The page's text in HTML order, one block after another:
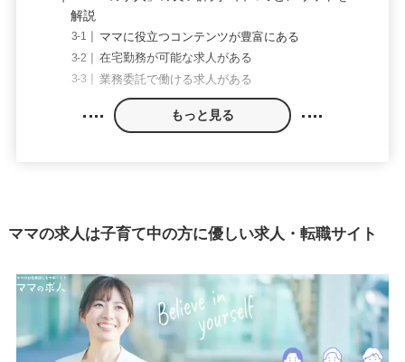
解説
ママに役立つコンテンツが豊富にある
在宅勤務が可能な求人がある
業務委託で働ける求人がある
もっと見る
ママの求人は子育て中の方に優しい求人・転職サイト